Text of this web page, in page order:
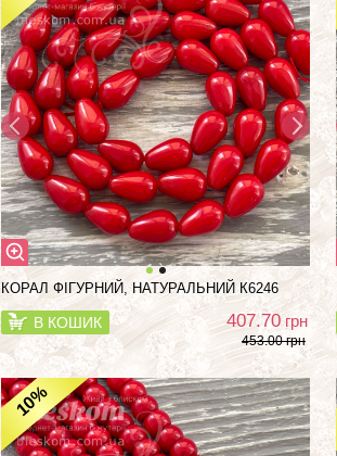
КОРАЛ ФІГУРНИЙ, НАТУРАЛЬНИЙ К6246
В КОШИК 407.70грн
453.00 грн
10%